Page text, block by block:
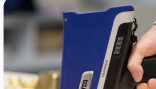
Может быть использован для анализа широкого
спектра металлов,включая золото, серебро,
платину и другие. Подробнее уточняйте по
Популярные вопросы
клиентов